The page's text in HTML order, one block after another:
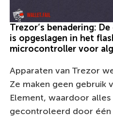
Trezor’s benadering:
is opgeslagen in het
microcontroller voor
Apparaten van Trezor
Ze maken geen gebruik
Element, waardoor
gecontroleerd door één